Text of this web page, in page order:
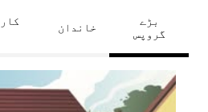
بڑے
گروپس
خاندان